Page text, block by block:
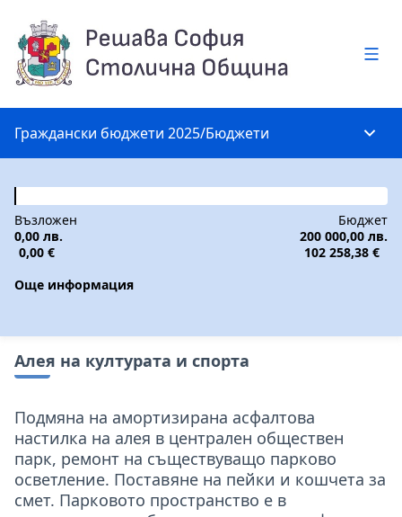
Граждански бюджети 2025/Бюджети
Възложен
0,00 лв.
0,00 €
Бюджет
200 000,00 лв.
102 258,38 €
Още информация
Алея на културата и спорта
Подмяна на амортизирана асфалтова
настилка на алея в централен обществен
парк, ремонт на съществуващо парково
осветление. Поставяне на пейки и кошчета за
смет. Парковото пространство е в